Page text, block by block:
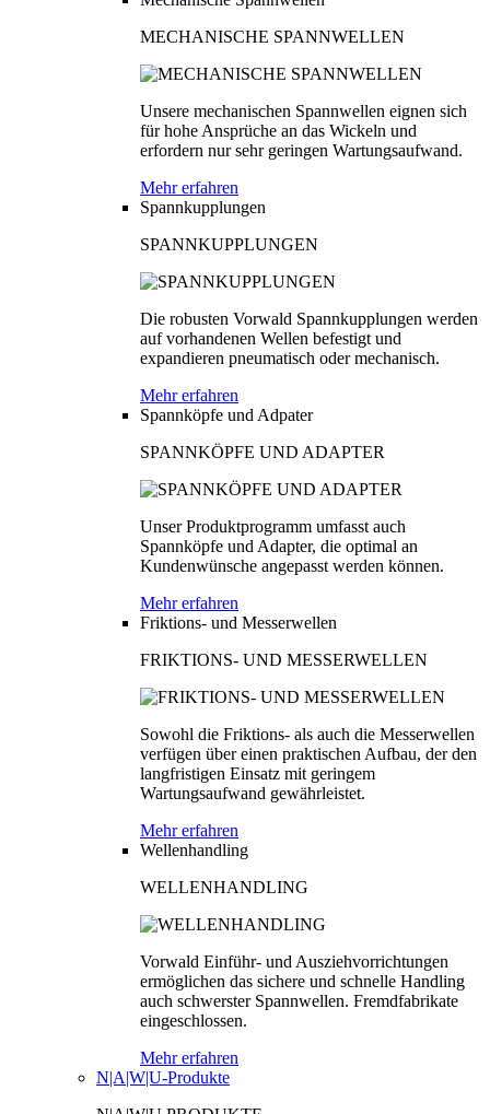
MECHANISCHE SPANNWELLEN
Unsere mechanischen Spannwellen eignen sich
für hohe Ansprüche an das Wickeln und
erfordern nur sehr geringen Wartungsaufwand.
Mehr erfahren
Spannkupplungen
SPANNKUPPLUNGEN
Die robusten Vorwald Spannkupplungen werden
auf vorhandenen Wellen befestigt und
expandieren pneumatisch oder mechanisch.
Mehr erfahren
Spannköpfe und Adpater
SPANNKÖPFE UND ADAPTER
Unser Produktprogramm umfasst auch
Spannköpfe und Adapter, die optimal an
Kundenwünsche angepasst werden können.
Mehr erfahren
Friktions- und Messerwellen
FRIKTIONS- UND MESSERWELLEN
Sowohl die Friktions- als auch die Messerwellen
verfügen über einen praktischen Aufbau, der den
langfristigen Einsatz mit geringem
Wartungsaufwand gewährleistet.
Mehr erfahren
Wellenhandling
WELLENHANDLING
Vorwald Einführ- und Ausziehvorrichtungen
ermöglichen das sichere und schnelle Handling
auch schwerster Spannwellen. Fremdfabrikate
eingeschlossen.
Mehr erfahren
N|A|W|U-Produkte